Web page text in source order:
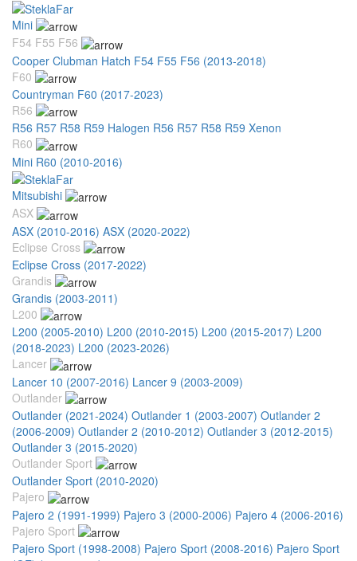
Mini
F54 F55 F56
Cooper Clubman Hatch F54 F55 F56 (2013-2018)
F60
Countryman F60 (2017-2023)
R56
R56 R57 R58 R59 Halogen R56 R57 R58 R59 Xenon
R60
Mini R60 (2010-2016)
Mitsubishi
ASX
ASX (2010-2016) ASX (2020-2022)
Eclipse Cross
Eclipse Cross (2017-2022)
Grandis
Grandis (2003-2011)
L200
L200 (2005-2010) L200 (2010-2015) L200 (2015-2017) L200
(2018-2023) L200 (2023-2026)
Lancer
Lancer 10 (2007-2016) Lancer 9 (2003-2009)
Outlander
Outlander (2021-2024) Outlander 1 (2003-2007) Outlander 2
(2006-2009) Outlander 2 (2010-2012) Outlander 3 (2012-2015)
Outlander 3 (2015-2020)
Outlander Sport
Outlander Sport (2010-2020)
Pajero
Pajero 2 (1991-1999) Pajero 3 (2000-2006) Pajero 4 (2006-2016)
Pajero Sport
Pajero Sport (1998-2008) Pajero Sport (2008-2016) Pajero Sport